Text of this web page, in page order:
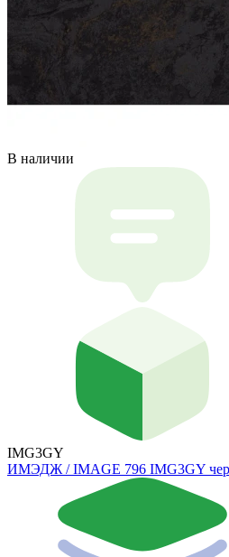
В наличии
IMG3GY
ИМЭДЖ / IMAGE 796 IMG3GY